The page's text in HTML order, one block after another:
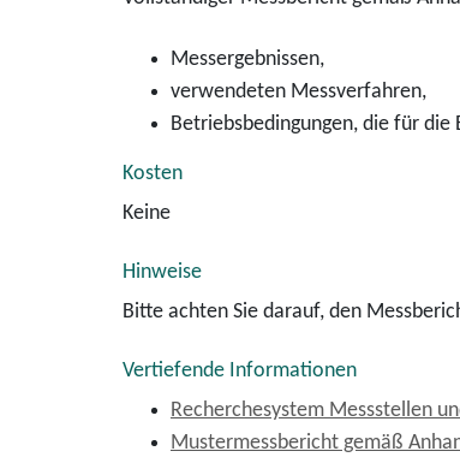
Messergebnissen,
verwendeten Messverfahren,
Betriebsbedingungen, die für die
Kosten
Keine
Hinweise
Bitte achten Sie darauf, den
Vertiefende Informationen
Recherchesystem Messstellen
Mustermessbericht gemäß